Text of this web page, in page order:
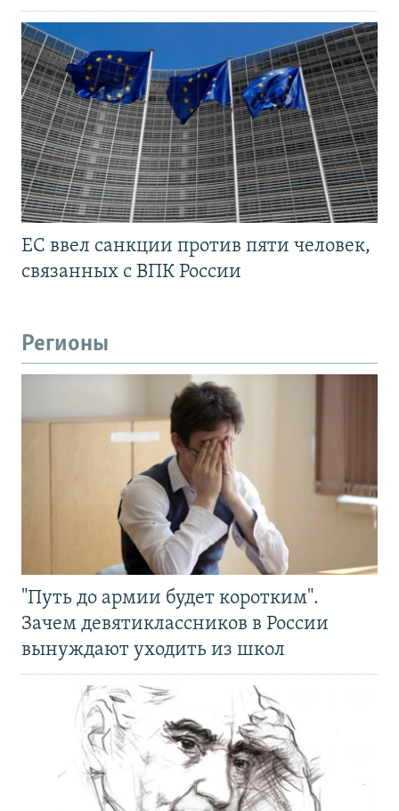
ЕС ввел санкции против пяти человек,
связанных с ВПК России
Регионы
"Путь до армии будет коротким".
Зачем девятиклассников в России
вынуждают уходить из школ